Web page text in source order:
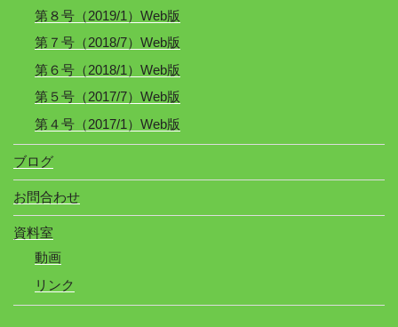
第８号（2019/1）Web版
第７号（2018/7）Web版
第６号（2018/1）Web版
第５号（2017/7）Web版
第４号（2017/1）Web版
ブログ
お問合わせ
資料室
動画
リンク